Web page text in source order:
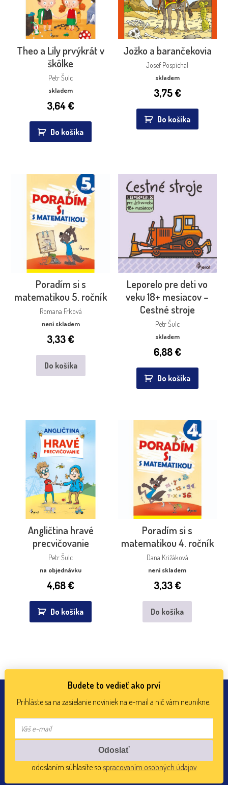
Theo a Lily prvýkrát v
škôlke
Petr Šulc
skladem
3,64€
Do košíka
Jožko a barančekovia
Josef Pospíchal
skladem
3,75€
Do košíka
Poradím si s
matematikou 5. ročník
Romana Frková
není skladem
3,33€
Do košíka
Leporelo pre deti vo
veku 18+ mesiacov –
Cestné stroje
Petr Šulc
skladem
6,88€
Do košíka
Angličtina hravé
precvičovanie
Petr Šulc
na objednávku
4,68€
Do košíka
Poradím si s
matematikou 4. ročník
Dana Križáková
není skladem
3,33€
Do košíka
Budete to vedieť ako prví
Prihláste sa na zasielanie noviniek na e-mail a nič vám neunikne.
odoslaním súhlasíte so spracovaním osobných údajov